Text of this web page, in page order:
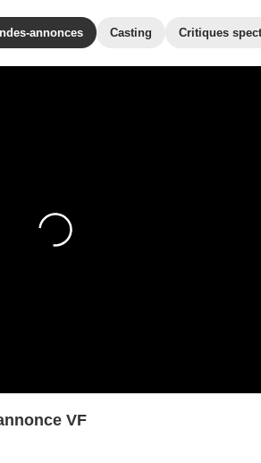
annonces Casting Critiques
VF